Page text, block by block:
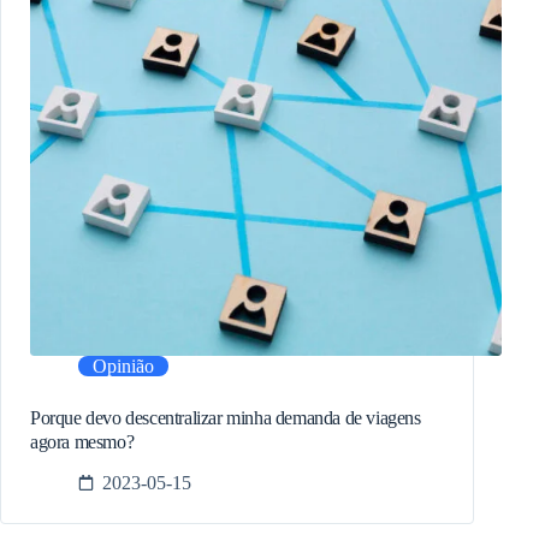
Opinião
Porque devo descentralizar minha demanda de viagens
agora mesmo?
2023-05-15